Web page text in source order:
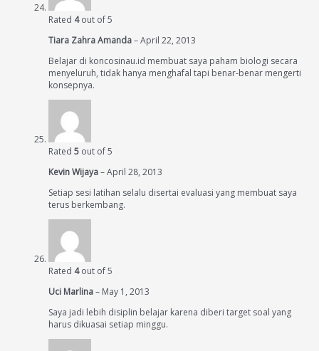
Rated 4out of 5
Tiara Zahra Amanda–April 22, 2013
Belajar di koncosinau.id membuat saya paham biologi secara
menyeluruh, tidak hanya menghafal tapi benar-benar mengerti
konsepnya.
Rated 5 out of 5
Kevin Wijaya–April 28, 2013
Setiap sesi latihan selalu disertai evaluasi yang membuat saya
terus berkembang.
Rated 4out of 5
Uci Marlina– May 1, 2013
Saya jadi lebih disiplin belajar karena diberi target soal yang
harus dikuasai setiap minggu.